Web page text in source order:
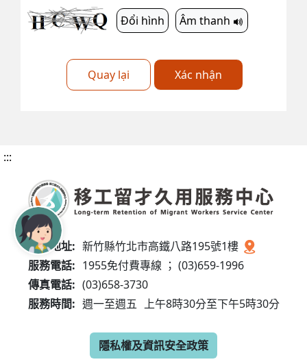
Đổi hình Âm thanh
Quay lại Xác nhận
:::
服務地址: 新竹縣竹北市高鐵八路195號1樓
服務電話: 1955免付費專線 ； (03)659-1996
傳真電話: (03)658-3730
服務時間: 週一至週五 上午8時30分至下午5時30分
隱私權及資訊安全政策